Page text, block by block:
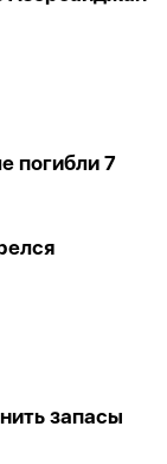
погибли 7
запасы